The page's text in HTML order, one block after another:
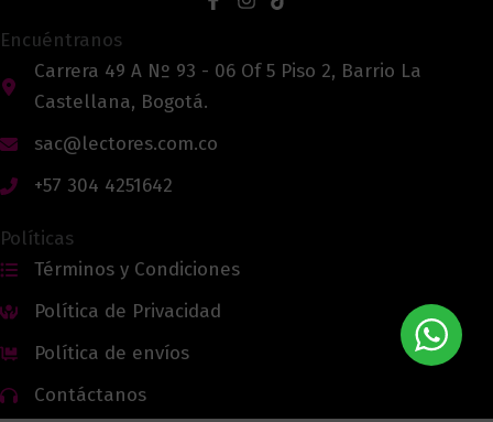
Encuéntranos
Carrera 49 A Nº 93 - 06 Of 5 Piso 2, Barrio La
Castellana, Bogotá.
sac@lectores.com.co
+57 304 4251642
Políticas
Términos y Condiciones
Política de Privacidad
Política de envíos
Contáctanos